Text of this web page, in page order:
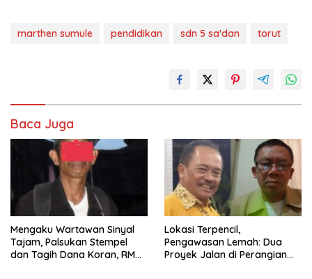
marthen sumule pendidikan sdn 5 sa'dan torut
Baca Juga
Mengaku Wartawan Sinyal
Tajam, Palsukan Stempel
dan Tagih Dana Koran, RM
Lokasi Terpencil,
Pengawasan Lemah: Dua
Proyek Jalan di Perangian